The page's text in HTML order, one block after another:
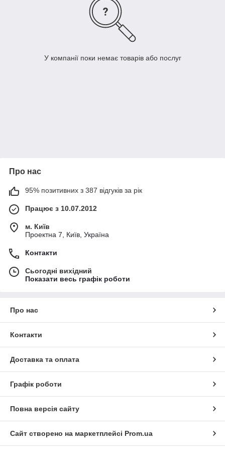
У компанії поки немає товарів або послуг
Про нас
95% позитивних з 387 відгуків за рік
Працює з 10.07.2012
м. Київ
Проектна 7, Київ, Україна
Контакти
Сьогодні вихідний
Показати весь графік роботи
Про нас
Контакти
Доставка та оплата
Графік роботи
Повна версія сайту
Сайт створено на маркетплейсі Prom.ua